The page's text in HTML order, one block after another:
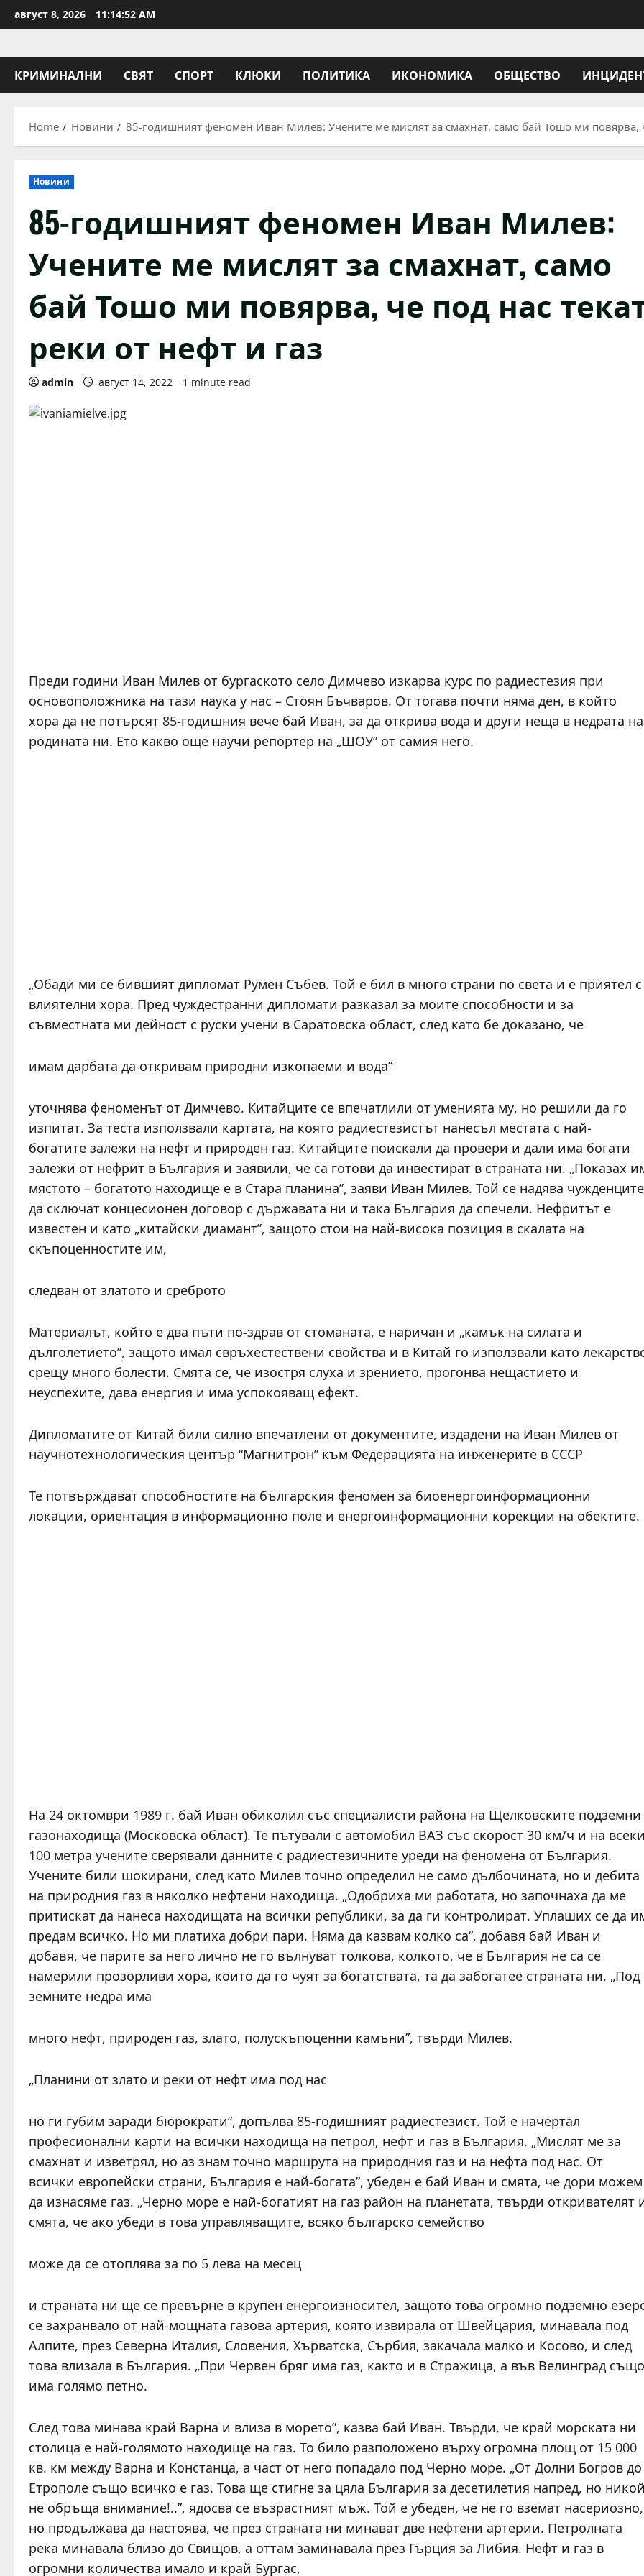
to
август 8, 2026 11:14:53 AM
КРИМИНАЛНИ СВЯТ СПОРТ КЛЮКИ ПОЛИТИКА ИКОНОМИКА ОБЩЕСТВО
Home Новини 85-годишният феномен Иван Милев: Учените ме мислят за смахнат, само бай Тошо ми повярва,
Новини
85-годишният феномен Иван Милев:
Учените ме мислят за смахнат, само
бай Тошо ми повярва, че под нас
реки от нефт и газ
admin август 14, 2022 1 minute read
Преди години Иван Милев от бургаското село Димчево изкарва курс по радиестезия при
основоположника на тази наука у нас – Стоян Бъчваров. От тогава почти няма ден, в който
хора да не потърсят 85-годишния вече бай Иван, за да открива вода и други неща в недрата на
родината ни. Ето какво още научи репортер на „ШОУ” от самия него.
„Обади ми се бившият дипломат Румен Събев. Той е бил в много страни по света и е приятел с
влиятелни хора. Пред чуждестранни дипломати разказал за моите способности и за
съвместната ми дейност с руски учени в Саратовска област, след като бе доказано, че
имам дарбата да откривам природни изкопаеми и вода”
уточнява феноменът от Димчево. Китайците се впечатлили от уменията му, но решили да го
изпитат. За теста използвали картата, на която радиестезистът нанесъл местата с най-
богатите залежи на нефт и природен газ. Китайците поискали да провери и дали има богати
залежи от нефрит в България и заявили, че са готови да инвестират в страната ни. „Показах
мястото – богатото находище е в Стара планина”, заяви Иван Милев. Той се надява чужденците
да сключат концесионен договор с държавата ни и така България да спечели. Нефритът е
известен и като „китайски диамант”, защото стои на най-висока позиция в скалата на
скъпоценностите им,
следван от златото и среброто
Материалът, който е два пъти по-здрав от стоманата, е наричан и „камък на силата и
дълголетието”, защото имал свръхестествени свойства и в Китай го използвали като
срещу много болести. Смята се, че изостря слуха и зрението, прогонва нещастието и
неуспехите, дава енергия и има успокояващ ефект.
Дипломатите от Китай били силно впечатлени от документите, издадени на Иван Милев от
научнотехнологическия център “Магнитрон” към Федерацията на инженерите в СССР
Те потвърждават способностите на българския феномен за биоенергоинформационни
локации, ориентация в информационно поле и енергоинформационни корекции на обектите.
На 24 октомври 1989 г. бай Иван обиколил със специалисти района на Щелковските подземни
газонаходища (Московска област). Те пътували с автомобил ВАЗ със скорост 30 км/ч и на
100 метра учените сверявали данните с радиестезичните уреди на феномена от България.
Учените били шокирани, след като Милев точно определил не само дълбочината, но и дебита
на природния газ в няколко нефтени находища. „Одобриха ми работата, но започнаха да ме
притискат да нанеса находищата на всички републики, за да ги контролират. Уплаших се да
предам всичко. Но ми платиха добри пари. Няма да казвам колко са“, добавя бай Иван и
добавя, че парите за него лично не го вълнуват толкова, колкото, че в България не са се
намерили прозорливи хора, които да го чуят за богатствата, та да забогатее страната ни. „Под
земните недра има
много нефт, природен газ, злато, полускъпоценни камъни”, твърди Милев.
„Планини от злато и реки от нефт има под нас
но ги губим заради бюрократи“, допълва 85-годишният радиестезист. Той е начертал
професионални карти на всички находища на петрол, нефт и газ в България. „Мислят ме за
смахнат и изветрял, но аз знам точно маршрута на природния газ и на нефта под нас. От
всички европейски страни, България е най-богата”, убеден е бай Иван и смята, че дори можем
да изнасяме газ. „Черно море е най-богатият на газ район на планетата, твърди откривателят
смята, че ако убеди в това управляващите, всяко българско семейство
може да се отоплява за по 5 лева на месец
и страната ни ще се превърне в крупен енергоизносител, защото това огромно подземно
се захранвало от най-мощната газова артерия, която извирала от Швейцария, минавала под
Алпите, през Северна Италия, Словения, Хърватска, Сърбия, закачала малко и Косово, и след
това влизала в България. „При Червен бряг има газ, както и в Стражица, а във Велинград също
има голямо петно.
След това минава край Варна и влиза в морето”, казва бай Иван. Твърди, че край морската ни
столица е най-голямото находище на газ. То било разположено върху огромна площ от 15 000
кв. км между Варна и Констанца, а част от него попадало под Черно море. „От Долни Богров до
Етрополе също всичко е газ. Това ще стигне за цяла България за десетилетия напред, но
не обръща внимание!..”, ядосва се възрастният мъж. Той е убеден, че не го вземат насериозно,
но продължава да настоява, че през страната ни минават две нефтени артерии. Петролната
река минавала близо до Свищов, а оттам заминавала през Гърция за Либия. Нефт и газ в
огромни количества имало и край Бургас,